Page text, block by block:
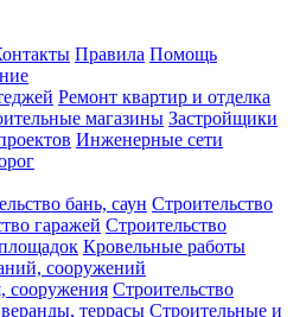
Правила Помощь
Ремонт квартир и отделка
магазины Застройщики
Инженерные сети
бань, саун Строительство
гаражей Строительство
Кровельные работы
сооружений
сооружения Строительство
террасы Строительные и